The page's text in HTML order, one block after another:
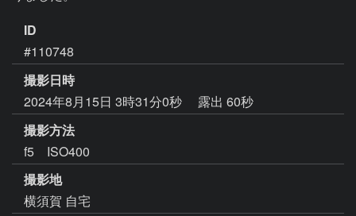
ID
#110748
撮影日時
2024年8月15日 3時31分0秒
露出 60秒
撮影方法
f5 ISO400
撮影地
横須賀 自宅